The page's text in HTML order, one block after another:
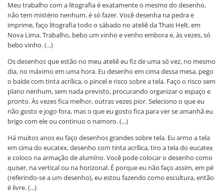
Meu trabalho com a litografia é exatamente o mesmo do desenho,
não tem mistério nenhum, é só fazer. Você desenha na pedra e
imprime, faço litografia todo o sábado no ateliê da Thais Helt, em
Nova Lima. Trabalho, bebo um vinho e venho embora e, às vezes, só
bebo vinho. (...)
Os desenhos que estão no meu ateliê eu fiz de uma só vez, no mesmo
dia, no máximo em uma hora. Eu desenho em cima dessa mesa, pego
o balde com tinta acrílica, o pincel e risco sobre a tela. Faço o risco sem
plano nenhum, sem nada previsto, procurando organizar o espaço e
pronto. Às vezes fica melhor, outras vezes pior. Seleciono o que eu
não gosto e jogo fora, mas o que eu gosto fica para ver se amanhã eu
brigo com ele ou continuo o namoro. (...)
Há muitos anos eu faço desenhos grandes sobre tela. Eu armo a tela
em cima do eucatex, desenho com tinta acrílica, tiro a tela do eucatex
e coloco na armação de alumíno. Você pode colocar o desenho como
quiser, na vertical ou na horizonal. É porque eu não faço assim, em pé
(referindo-se a um desenho), eu estou fazendo como escultura, então
é livre. (...)